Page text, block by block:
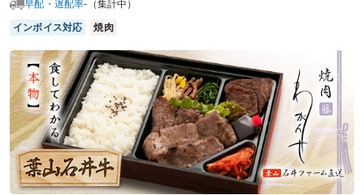
した。
ご利用シーン：懇親会
参加者の年齢：40代～50代男女比：男性多め
神奈川県川崎市川崎区夜光2026/06/15
かにしげ本厚木店の口コミをもっと見る
早配・遅配率-（集計中）
インボイス対応 焼肉